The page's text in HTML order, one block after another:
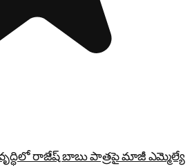
రాజేష్ బాబు పాత్రపై మాజీ ఎమ్మెల్యే